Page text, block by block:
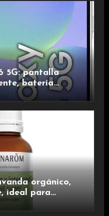
5G: pantalla
batería
para una
orgánico,
ideal para